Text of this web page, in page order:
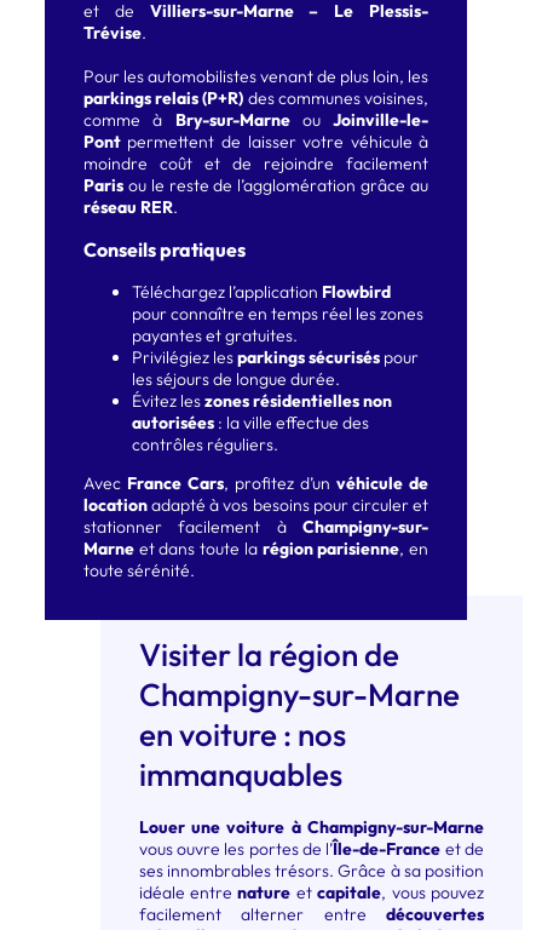
et de Villiers-sur-Marne – Le Plessis-
Trévise.
Pour les automobilistes venant de plus loin, les
parkings relais (P+R) des communes voisines,
comme à Bry-sur-MarneouJoinville-le-
Pontpermettent de laisser votre véhicule à
moindre coût et de rejoindre facilement
Parisou le reste de l’agglomération grâce au
réseau RER.
Conseils pratiques
Téléchargez l’application Flowbird
pour connaître en temps réel les zones
payantes et gratuites.
Privilégiez lesparkings sécuriséspour
les séjours de longue durée.
Évitez leszones résidentielles non
autorisées: la ville effectue des
contrôles réguliers.
Avec France Cars, profitez d’unvéhicule de
locationadapté à vos besoins pour circuler et
stationner facilement àChampigny-sur-
Marneet dans toute la région parisienne, en
toute sérénité.
Visiter la région de
Champigny-sur-Marne
en voiture : nos
immanquables
Louer une voiture à Champigny-sur-Marne
vous ouvre les portes de l’Île-de-France et de
ses innombrables trésors. Grâce à sa position
idéale entrenature etcapitale, vous pouvez
facilement alterner entre découvertes